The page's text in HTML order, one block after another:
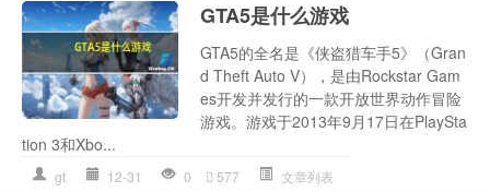
GTA5是什么游戏
GTA5的全名是《侠盗猎车手5》（Gran
d Theft Auto V），是由Rockstar Gam
es开发并发行的一款开放世界动作冒险
游戏。游戏于2013年9月17日在PlaySta
tion 3和Xbo...
gt 12-31 0 577 文章列表